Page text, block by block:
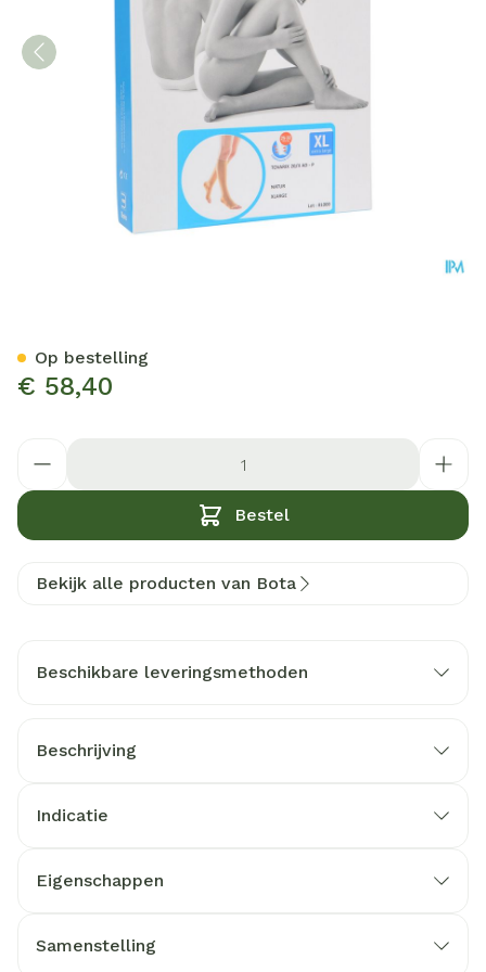
€ 58,40
Bestel
Op bestelling
Bekijk alle producten van Bota
Beschikbare leveringsmethoden
Beschrijving
Indicatie
Eigenschappen
Samenstelling